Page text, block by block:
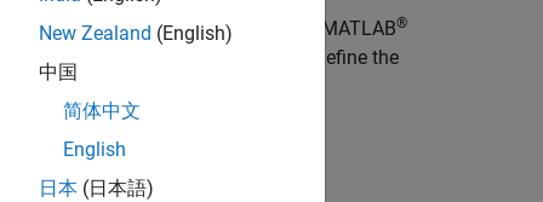
of apolyspace.Optionsobject to a MATLAB®
You can run the script later to define the
New Zealand (English)
中国
简体中文
English
日本 (日本語)